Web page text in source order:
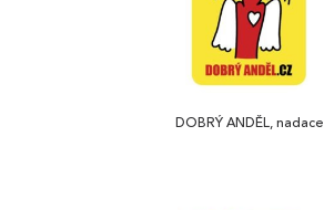
DOBRÝ ANDĚL, nadace